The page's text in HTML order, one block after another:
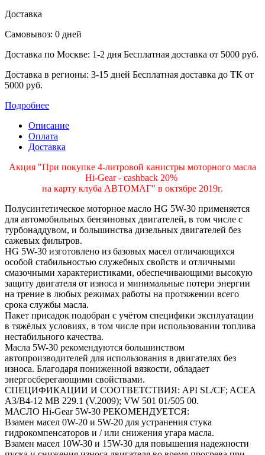
Доставка
Самовывоз: 0 дней
Доставка по Москве: 1-2 дня Бесплатная доставка от 5000 руб.
Доставка в регионы: 3-15 дней Бесплатная доставка до ТК от
5000 руб.
Подробнее
Описание
Оплата
Доставка
Акция "При покупке 4-литровой канистры моторного масла
Hi-Gear - cashback 20%
на карту клуба АВТОМАГ" в октябре 2019г.
Полусинтетическое моторное масло HG 5W-30 применяется
для автомобильных бензиновых ‎двигателей, в том числе с
турбонаддувом, и большинства дизельных двигателей без
сажевых ‎фильтров.
HG 5W-30 изготовлено из базовых масел отличающихся
особой стабильностью служебных свойств ‎и отличными
смазочными характеристиками, обеспечивающими высокую
защиту двигателя от ‎износа и минимальные потери энергии
на трение в любых режимах работы на протяжении всего
‎срока службы масла.
Пакет присадок подобран с учётом специфики эксплуатации
в тяжёлых условиях, в том числе при ‎использовании топлива
нестабильного качества.
Масла 5W-30 рекомендуются большинством
автопроизводителей для использования в двигателях ‎без
износа. Благодаря пониженной вязкости, обладает
энергосберегающими свойствами.
СПЕЦИФИКАЦИИ И СООТВЕТСТВИЯ: API SL/CF; ACEA
A3/B4-12 MB 229.1 (V.2009); VW 501 01/505 00.
МАСЛО Hi-Gear 5W-30 РЕКОМЕНДУЕТСЯ:
Взамен масел 0W-20 и 5W-20 для устранения стука
гидрокомпенсаторов и / или снижения угара ‎масла.
Взамен масел 10W-30 и 15W-30 для повышения надежности